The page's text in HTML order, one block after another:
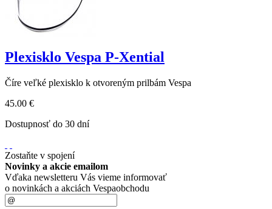
Plexisklo Vespa P-Xential
Číre veľké plexisklo k otvoreným prilbám Vespa
45.00 €
Dostupnosť do 30 dní
Zostaňte v spojení
Novinky a akcie emailom
Vďaka newsletteru Vás vieme informovať
o novinkách a akciách Vespaobchodu